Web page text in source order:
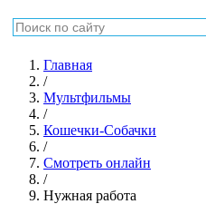
Главная
/
Мультфильмы
/
Кошечки-Собачки
/
Смотреть онлайн
/
Нужная работа